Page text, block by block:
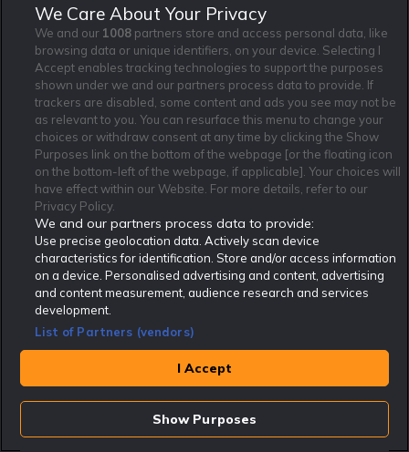
Senaste sportnyheterna Visa mer
Aktuella nyheter hos Rekatochklart
19 Jul - 08:54
Odds inför Spanien mot Argentina i VM
18 Jul - 22:30
Boostade odds till finalen Spanien -
Argentina i Fotbolls-VM!
We Care About Your Privacy
We and our 1008 partners store and access personal data, like
browsing data or unique identifiers, on your device. Selecting I
Accept enables tracking technologies to support the purposes
shown under we and our partners process data to provide. If
trackers are disabled, some content and ads you see may not be
as relevant to you. You can resurface this menu to change your
choices or withdraw consent at any time by clicking the Show
Purposes link on the bottom of the webpage [or the floating icon
on the bottom-left of the webpage, if applicable]. Your choices will
have effect within our Website. For more details, refer to our
Privacy Policy.
We and our partners process data to provide:
Use precise geolocation data. Actively scan device
characteristics for identification. Store and/or access information
on a device. Personalised advertising and content, advertising
and content measurement, audience research and services
development.
List of Partners (vendors)
I Accept
Show Purposes